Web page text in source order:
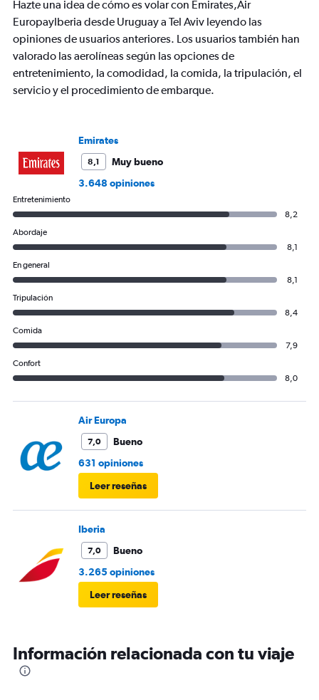
1
Y
axis
displaying
Range:
Hazte una idea de cómo es volar con Emirates,Air
EuropayIberia desde Uruguay a Tel Aviv leyendo las
opiniones de usuarios anteriores. Los usuarios también han
valorado las aerolíneas según las opciones de
entretenimiento, la comodidad, la comida, la tripulación, el
servicio y el procedimiento de embarque.
Emirates
8,1
Muy bueno
3.648 opiniones
Entretenimiento
8,2
Abordaje
8,1
En general
8,1
Tripulación
8,4
Comida
7,9
Confort
8,0
Air Europa
7,0
Bueno
631 opiniones
Leer reseñas
Iberia
7,0
Bueno
3.265 opiniones
Leer reseñas
Información relacionada con tu viaje